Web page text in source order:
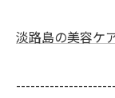
淡路島の美容ケ